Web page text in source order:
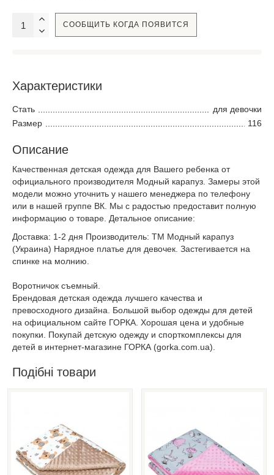
СООБЩИТЬ КОГДА ПОЯВИТСЯ
Характеристики
Стать
для девочки
Размер
116
Описание
Качественная детская одежда для Вашего ребенка от
официального производителя Модный карапуз. Замеры этой
модели можно уточнить у нашего менеджера по телефону
или в нашей группе ВК. Мы с радостью предоставит полную
информацию о товаре. Детальное описание:
Доставка: 1-2 дня Производитель: ТМ Модный карапуз
(Украина) Нарядное платье для девочек. Застегивается на
спинке на молнию.
Воротничок съемный.
Брендовая детская одежда лучшего качества и
превосходного дизайна. Большой выбор одежды для детей
на официальном сайте ГОРКА. Хорошая цена и удобные
покупки. Покупай детскую одежду и спорткомплексы для
детей в интернет-магазине ГОРКА (gorka.com.ua).
Подібні товари